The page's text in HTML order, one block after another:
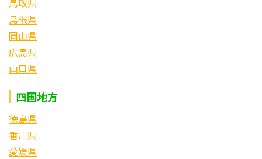
島根県
岡山県
広島県
山口県
四国地方
徳島県
香川県
愛媛県